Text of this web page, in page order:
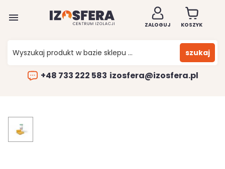

ZALOGUJ KOSZYK
szukaj
+48 733 222 583 izosfera@izosfera.pl